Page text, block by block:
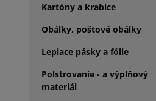
Kartóny a krabice
Obálky, poštové obálky
Lepiace pásky a fólie
Polstrovanie - a výplňový
materiál